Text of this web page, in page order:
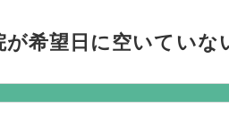
一貫してお手伝いいたします。
が希望日に空いていな